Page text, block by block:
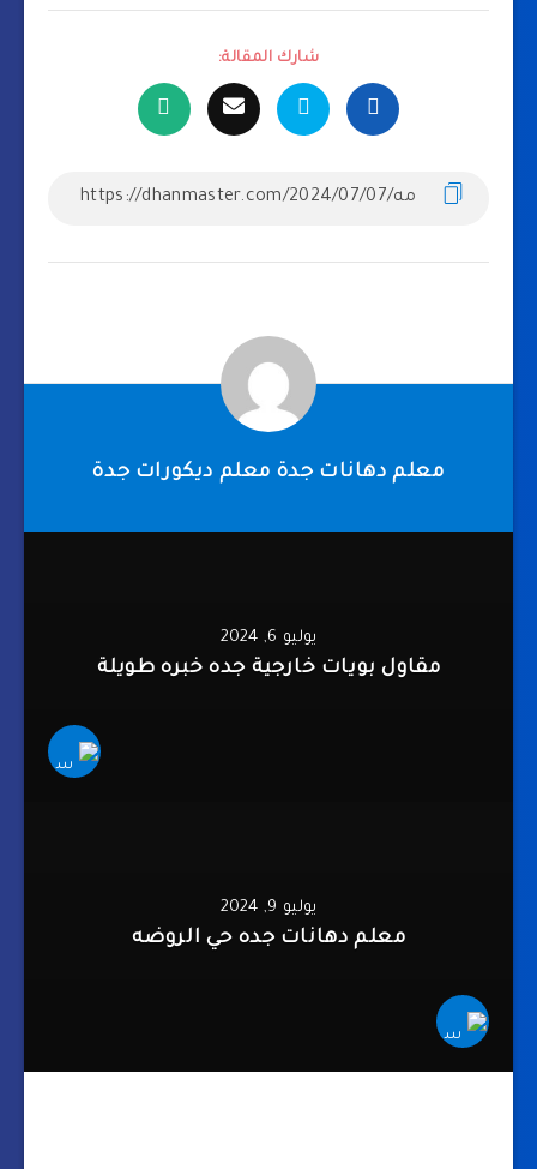
شارك المقالة:
معلم دهانات جدة معلم ديكورات جدة
يوليو 6, 2024
مقاول بويات خارجية جده خبره طويلة
يوليو 9, 2024
معلم دهانات جده حي الروضه